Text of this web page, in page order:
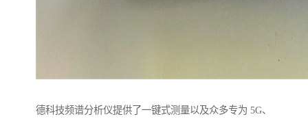
德科技频谱分析仪提供了一键式测量以及众多专为 5G、